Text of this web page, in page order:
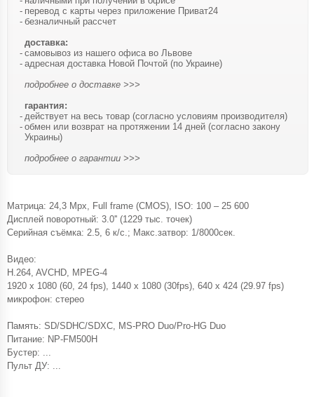
перевод с карты через приложение Приват24
безналичный рассчет
доставка:
самовывоз из нашего офиса во Львове
адресная доставка Новой Почтой (по Украине)
подробнее о доставке >>>
гарантия:
действует на весь товар (согласно условиям производителя)
обмен или возврат на протяжении 14 дней (согласно закону
Украины)
подробнее о гарантии >>>
Матрица: 24,3 Mpx, Full frame (CMOS), ISO: 100 – 25 600
Дисплей поворотный: 3.0'' (1229 тыс. точек)
Серийная съёмка: 2.5, 6 к/с.; Макс.затвор: 1/8000сек.
Видео:
H.264, AVCHD, MPEG-4
1920 x 1080 (60, 24 fps), 1440 x 1080 (30fps), 640 x 424 (29.97 fps)
микрофон: стерео
Память: SD/SDHC/SDXC, MS-PRO Duo/Pro-HG Duo
Питание: NP-FM500H
Бустер: ...
Пульт ДУ: ...